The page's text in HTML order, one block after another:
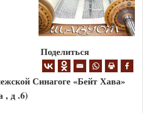
t
i
o
Поделиться
Синагоге «Бейт Хава»
, д .6)